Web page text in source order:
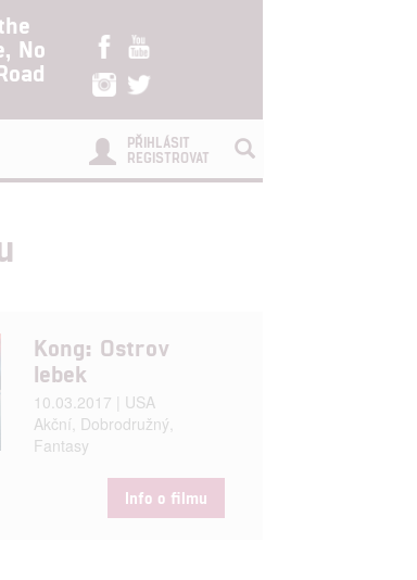
No
PŘIHLÁSIT
REGISTROVAT
Kong: Ostrov
lebek
10.03.2017 | USA
Akční, Dobrodružný,
Fantasy
Info o filmu